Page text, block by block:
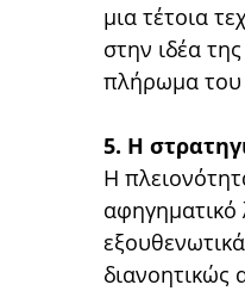
μια τέτοια
στην ιδέα
πλήρωμα του
5. Η
Η
αφηγηματικό
διανοητικώς